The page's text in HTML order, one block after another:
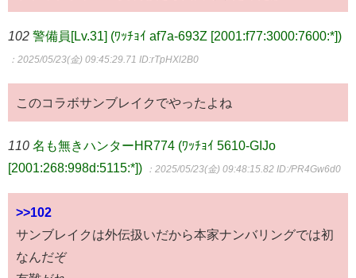
102 警備員[Lv.31] (ﾜｯﾁｮｲ af7a-693Z [2001:f77:3000:7600:*])
：2025/05/23(金) 09:45:29.71 ID:rTpHXl2B0
このコラボサンブレイクでやったよね
110 名も無きハンターHR774 (ﾜｯﾁｮｲ 5610-GIJo
[2001:268:998d:5115:*])
：2025/05/23(金) 09:48:15.82 ID:/PR4Gw6d0
>>102
サンブレイクは外伝扱いだから本家ナンバリングでは初
なんだぞ